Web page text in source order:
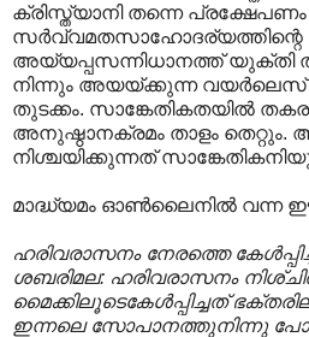
ക്രിസ്ത്യാനി തന്നെ
സർവ്വമതസാഹോദര്യത്തിന്റെ
അയ്യപ്പസന്നിധാനത്ത് യുക്തി
നിന്നും അയയ്ക്കുന്ന
തുടക്കം. സാങ്കേതികതയിൽ
അനുഷ്ഠാനക്രമം താളം തെറ്റും.
നിശ്ചയിക്കുന്നത്
മാദ്ധ്യമം ഓൺലൈനിൽ വന്ന ഈ
ഹരിവരാസനം നേരത്തെ
ശബരിമല: ഹരിവരാസനം
മൈക്കിലൂടെകേള്‍പ്പിച്ചത്
ഇന്നലെ സോപാനത്തുനിന്നു